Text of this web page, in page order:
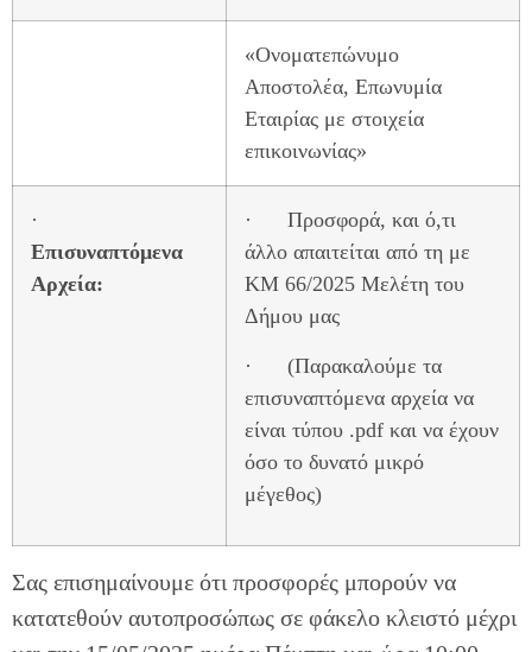
«Ονοματεπώνυμο
Αποστολέα, Επωνυμία
Εταιρίας με στοιχεία
επικοινωνίας»
·
Επισυναπτόμενα
Αρχεία:
· Προσφορά, και ό,τι
άλλο απαιτείται από τη με
ΚΜ 66/2025 Μελέτη του
Δήμου μας
· (Παρακαλούμε τα
επισυναπτόμενα αρχεία να
είναι τύπου .pdf και να έχουν
όσο το δυνατό μικρό
μέγεθος)
Σας επισημαίνουμε ότι προσφορές μπορούν να
κατατεθούν αυτοπροσώπως σε φάκελο κλειστό μέχρι